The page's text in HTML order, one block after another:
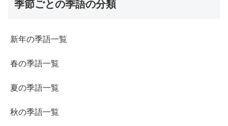
季節ごとの季語の分類
新年の季語一覧
春の季語一覧
夏の季語一覧
秋の季語一覧